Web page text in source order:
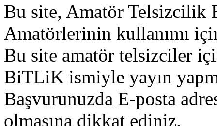
Bu site, Amatör Telsizcilik
Amatörlerinin kullanımı
Bu site amatör telsizciler
BiTLiK ismiyle yayın
Başvurunuzda E-posta
olmasına dikkat ediniz.